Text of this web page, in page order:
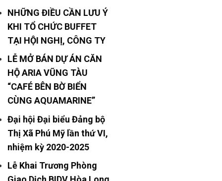
NHỮNG ĐIỀU CẦN LƯU Ý
KHI TỔ CHỨC BUFFET
TẠI HỘI NGHỊ, CÔNG TY
LỄ MỞ BÁN DỰ ÁN CĂN
HỘ ARIA VŨNG TÀU
“CAFÉ BÊN BỜ BIỂN
CÙNG AQUAMARINE”
Đại hội Đại biểu Đảng bộ
Thị Xã Phú Mỹ lần thứ VI,
nhiệm kỳ 2020-2025
Lễ Khai Trương Phòng